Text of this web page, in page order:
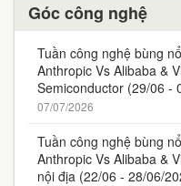
Góc công nghệ
Tuần công nghệ bùng
Anthropic Vs Alibaba &
Semiconductor (29/06 -
07/07/2026
Tuần công nghệ bùng
Anthropic Vs Alibaba &
nội địa (22/06 - 28/06/